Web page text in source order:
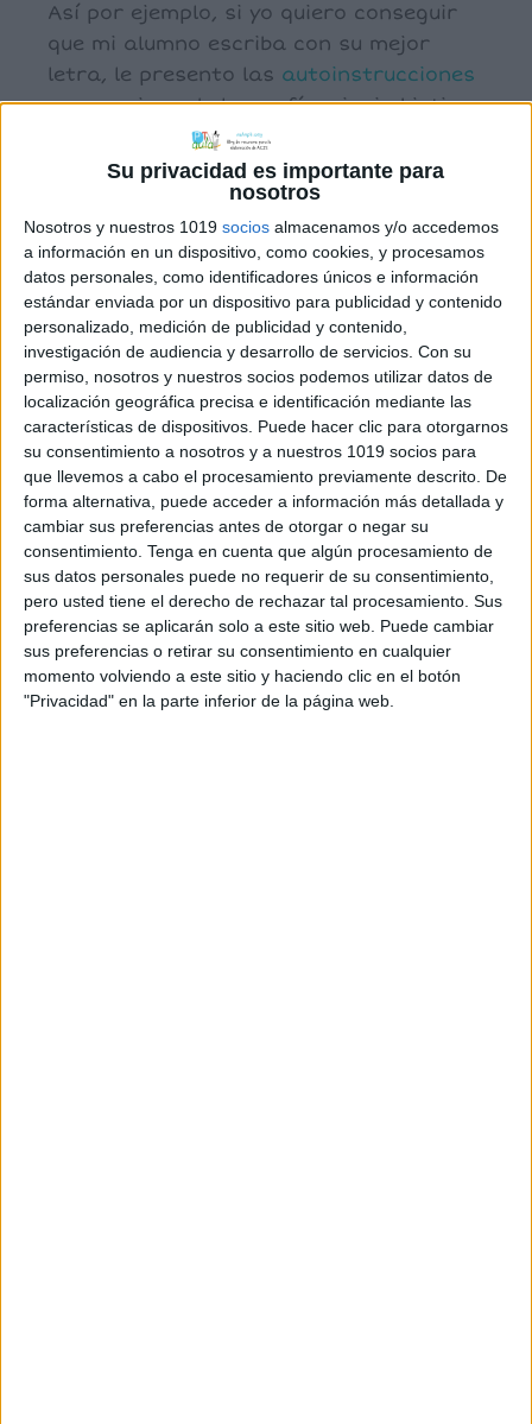
Su privacidad es importante para
nosotros
Nosotros y nuestros 1019 socios almacenamos y/o accedemos
a información en un dispositivo, como cookies, y procesamos
datos personales, como identificadores únicos e información
estándar enviada por un dispositivo para publicidad y contenido
personalizado, medición de publicidad y contenido,
investigación de audiencia y desarrollo de servicios. Con su
permiso, nosotros y nuestros socios podemos utilizar datos de
localización geográfica precisa e identificación mediante las
características de dispositivos. Puede hacer clic para otorgarnos
su consentimiento a nosotros y a nuestros 1019 socios para
que llevemos a cabo el procesamiento previamente descrito. De
forma alternativa, puede acceder a información más detallada y
cambiar sus preferencias antes de otorgar o negar su
consentimiento. Tenga en cuenta que algún procesamiento de
sus datos personales puede no requerir de su consentimiento,
pero usted tiene el derecho de rechazar tal procesamiento. Sus
preferencias se aplicarán solo a este sitio web. Puede cambiar
sus preferencias o retirar su consentimiento en cualquier
momento volviendo a este sitio y haciendo clic en el botón
"Privacidad" en la parte inferior de la página web.
Así por ejemplo, si yo quiero conseguir
que mi alumno escriba con su mejor
letra, le presento las autoinstrucciones
para mejora de la grafía, si mi objetivo
es que hagan una buena narración, les
presento la deescrituradetextosy, si
mi objetivo es la organización,
trabajamos en su autoinstrucción
correspondiente. Y así, con cualquier
tarea. No hay tarea que iniciemos que
no venga precedida de una
autoinstrucción que, ya conocen y ellos
mismos completan.
Aquí os comparto un modelo para la
expresión escritadetextoscortos, otro
día incluiré la detextosnarrativos si os
interesan este tipo de plantillas.
Generalemente yo les doy la plantillay
ellos mismos completan con lo que
acordamos que debe ir en cada dedo.
Estaplantillaque comparto hoy es un